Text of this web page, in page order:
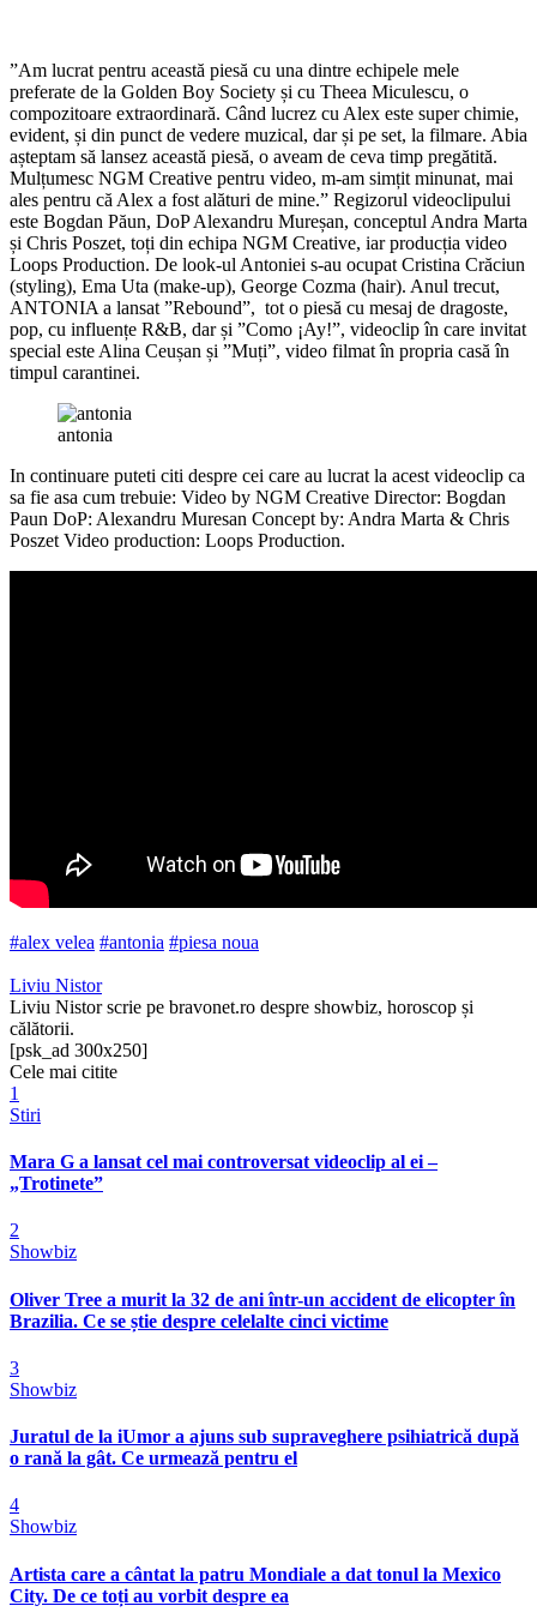
”Am lucrat pentru această piesă cu una dintre echipele mele
preferate de la Golden Boy Society și cu Theea Miculescu, o
compozitoare extraordinară. Când lucrez cu Alex este super chimie,
evident, și din punct de vedere muzical, dar și pe set, la filmare. Abia
așteptam să lansez această piesă, o aveam de ceva timp pregătită.
Mulțumesc NGM Creative pentru video, m-am simțit minunat, mai
ales pentru că Alex a fost alături de mine.” Regizorul videoclipului
este Bogdan Păun, DoP Alexandru Mureșan, conceptul Andra Marta
și Chris Poszet, toți din echipa NGM Creative, iar producția video
Loops Production. De look-ul Antoniei s-au ocupat Cristina Crăciun
(styling), Ema Uta (make-up), George Cozma (hair). Anul trecut,
ANTONIA a lansat ”Rebound”, tot o piesă cu mesaj de dragoste,
pop, cu influențe R&B, dar și ”Como ¡Ay!”, videoclip în care invitat
special este Alina Ceușan și ”Muți”, video filmat în propria casă în
timpul carantinei.
antonia
In continuare puteti citi despre cei care au lucrat la acest videoclip ca
sa fie asa cum trebuie: Video by NGM Creative Director: Bogdan
Paun DoP: Alexandru Muresan Concept by: Andra Marta & Chris
Poszet Video production: Loops Production.
#alex velea #antonia #piesa noua
Liviu Nistor
Liviu Nistor scrie pe bravonet.ro despre showbiz, horoscop și
călătorii.
[psk_ad 300x250]
Cele mai citite
1
Stiri
Mara G a lansat cel mai controversat videoclip al ei –
„Trotinete”
2
Showbiz
Oliver Tree a murit la 32 de ani într-un accident de elicopter în
Brazilia. Ce se știe despre celelalte cinci victime
3
Showbiz
Juratul de la iUmor a ajuns sub supraveghere psihiatrică după
o rană la gât. Ce urmează pentru el
4
Showbiz
Artista care a cântat la patru Mondiale a dat tonul la Mexico
City. De ce toți au vorbit despre ea